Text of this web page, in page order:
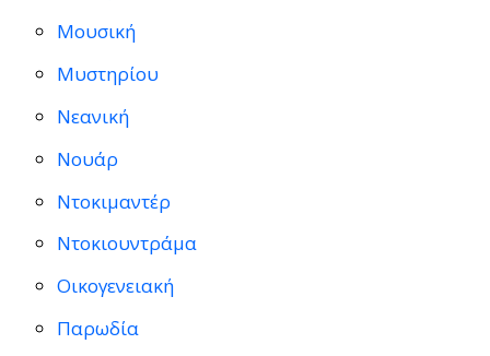
Μουσική
Μυστηρίου
Νεανική
Νουάρ
Ντοκιμαντέρ
Ντοκιουντράμα
Οικογενειακή
Παρωδία